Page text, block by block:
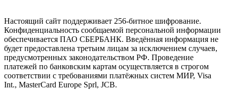
Настоящий сайт поддерживает 256-битное шифрование.
Конфиденциальность сообщаемой персональной информации
обеспечивается ПАО СБЕРБАНК. Введённая информация не
будет предоставлена третьим лицам за исключением случаев,
предусмотренных законодательством РФ. Проведение
платежей по банковским картам осуществляется в строгом
соответствии с требованиями платёжных систем МИР, Visa
Int., MasterCard Europe Sprl, JCB.